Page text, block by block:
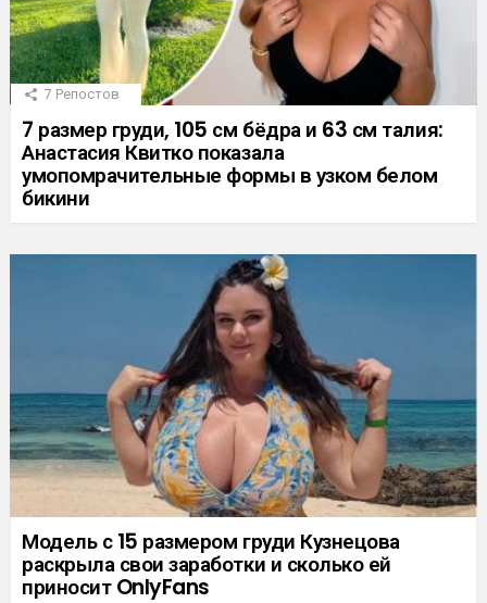
7 Репостов
7 размер груди, 105 см бёдра и 63 см талия:
Анастасия Квитко показала
умопомрачительные формы в узком белом
бикини
Модель с 15 размером груди Кузнецова
раскрыла свои заработки и сколько ей
приносит OnlyFans